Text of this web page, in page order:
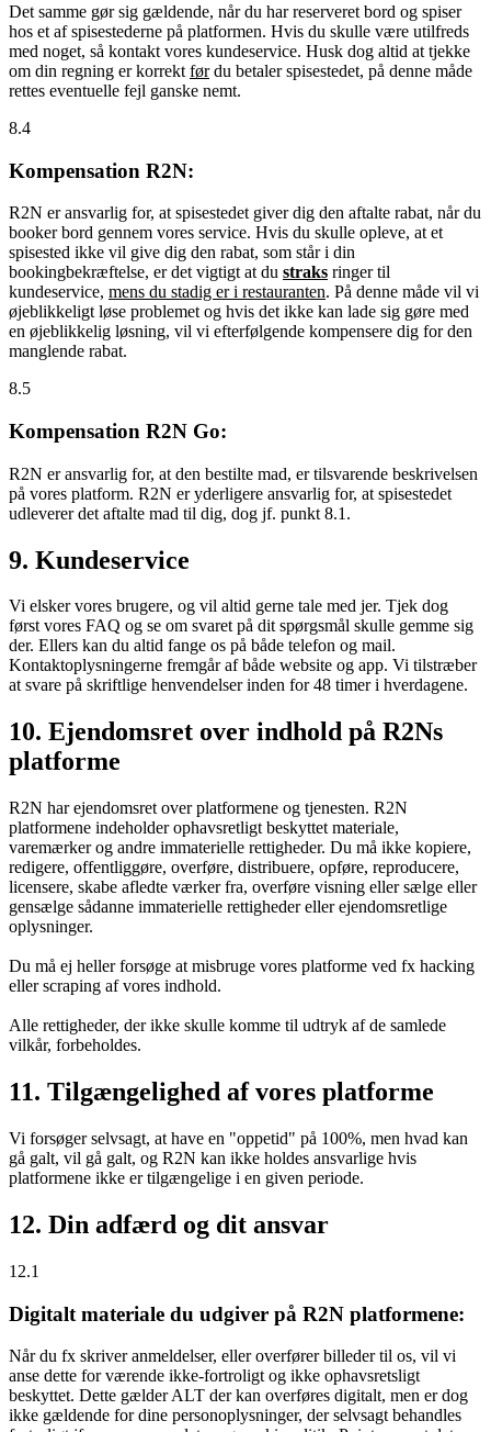
Det samme gør sig gældende, når du har reserveret bord og spiser
hos et af spisestederne på platformen. Hvis du skulle være utilfreds
med noget, så kontakt vores kundeservice. Husk dog altid at tjekke
om din regning er korrekt førdu betaler spisestedet, på denne måde
rettes eventuelle fejl ganske nemt.
8.4
Kompensation R2N:
R2N er ansvarlig for, at spisestedet giver dig den aftalte rabat, når du
booker bord gennem vores service. Hvis du skulle opleve, at et
spisested ikke vil give dig den rabat, som står i din
bookingbekræftelse, er det vigtigt at du straks ringer til
kundeservice, mens du stadig er i restauranten. På denne måde vil vi
øjeblikkeligt løse problemet og hvis det ikke kan lade sig gøre med
en øjeblikkelig løsning, vil vi efterfølgende kompensere dig for den
manglende rabat.
8.5
Kompensation R2N Go:
R2N er ansvarlig for, at den bestilte mad, er tilsvarende beskrivelsen
på vores platform. R2N er yderligere ansvarlig for, at spisestedet
udleverer det aftalte mad til dig, dog jf. punkt 8.1.
9. Kundeservice
Vi elsker vores brugere, og vil altid gerne tale med jer. Tjek dog
først vores FAQ og se om svaret på dit spørgsmål skulle gemme sig
der. Ellers kan du altid fange os på både telefon og mail.
Kontaktoplysningerne fremgår af både website og app. Vi tilstræber
at svare på skriftlige henvendelser inden for 48 timer i hverdagene.
10. Ejendomsret over indhold på R2Ns
platforme
R2N har ejendomsret over platformene og tjenesten. R2N
platformene indeholder ophavsretligt beskyttet materiale,
varemærker og andre immaterielle rettigheder. Du må ikke kopiere,
redigere, offentliggøre, overføre, distribuere, opføre, reproducere,
licensere, skabe afledte værker fra, overføre visning eller sælge eller
gensælge sådanne immaterielle rettigheder eller ejendomsretlige
oplysninger.
Du må ej heller forsøge at misbruge vores platforme ved fx hacking
eller scraping af vores indhold.
Alle rettigheder, der ikke skulle komme til udtryk af de samlede
vilkår, forbeholdes.
11. Tilgængelighed af vores platforme
Vi forsøger selvsagt, at have en "oppetid" på 100%, men hvad kan
gå galt, vil gå galt, og R2N kan ikke holdes ansvarlige hvis
platformene ikke er tilgængelige i en given periode.
12. Din adfærd og dit ansvar
12.1
Digitalt materiale du udgiver på R2N platformene:
Når du fx skriver anmeldelser, eller overfører billeder til os, vil vi
anse dette for værende ikke-fortroligt og ikke ophavsretsligt
beskyttet. Dette gælder ALT der kan overføres digitalt, men er dog
ikke gældende for dine personoplysninger, der selvsagt behandles